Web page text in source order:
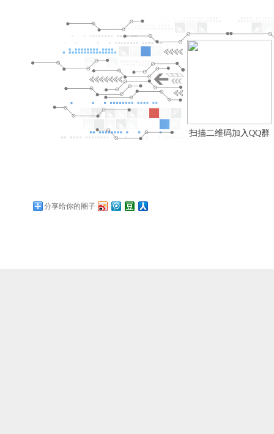
扫描二维码加入QQ群
分享给你的圈子